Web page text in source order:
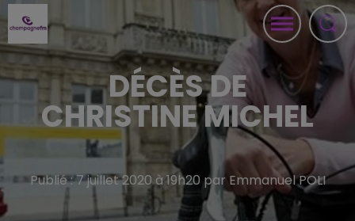
DÉCÈS DE
CHRISTINE MICHEL
Publié : 7 juillet 2020 à 19h20 par Emmanuel POLI